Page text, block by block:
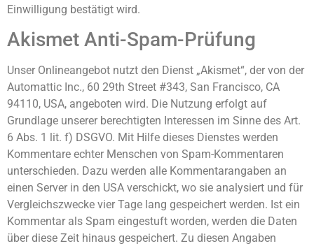
Einwilligung bestätigt wird.
Akismet Anti-Spam-Prüfung
Unser Onlineangebot nutzt den Dienst „Akismet“, der von der
Automattic Inc., 60 29th Street #343, San Francisco, CA
94110, USA, angeboten wird. Die Nutzung erfolgt auf
Grundlage unserer berechtigten Interessen im Sinne des Art.
6 Abs. 1 lit. f) DSGVO. Mit Hilfe dieses Dienstes werden
Kommentare echter Menschen von Spam-Kommentaren
unterschieden. Dazu werden alle Kommentarangaben an
einen Server in den USA verschickt, wo sie analysiert und für
Vergleichszwecke vier Tage lang gespeichert werden. Ist ein
Kommentar als Spam eingestuft worden, werden die Daten
über diese Zeit hinaus gespeichert. Zu diesen Angaben